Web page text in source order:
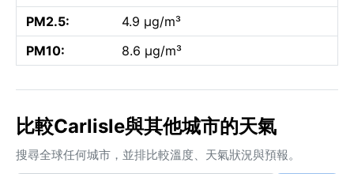
PM2.5:
4.9 µg/m³
PM10:
8.6 µg/m³
比較Carlisle與其他城市的天氣
搜尋全球任何城市，並排比較溫度、天氣狀況與預報。